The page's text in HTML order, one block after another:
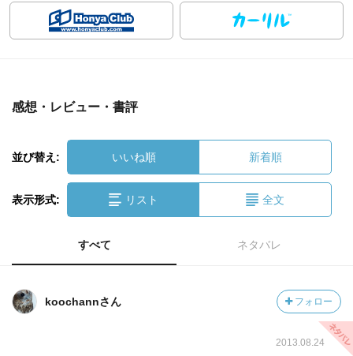
感想・レビュー・書評
並び替え: いいね順 新着順
表示形式: リスト 全文
すべて ネタバレ
koochannさん フォロー
2013.08.24